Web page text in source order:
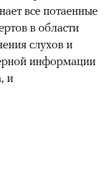
все потаенные
в области
слухов и
информации
и